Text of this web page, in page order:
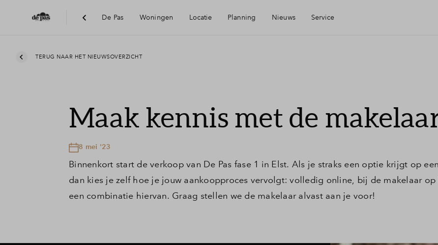
De Pas Woningen Locatie
Visie
Planning Nieuws Service
Financiering
Kavel kopen
TERUG NAAR HET NIEUWSOVERZICHT
Maak kennis met de
8 mei '23
Binnenkort start de verkoop van De Pas fase 1 in Elst. Als je straks een optie krijgt op
dan kies je zelf hoe je jouw aankoopproces vervolgt: volledig online, bij de makelaar
een combinatie hiervan. Graag stellen we de makelaar alvast aan je voor!